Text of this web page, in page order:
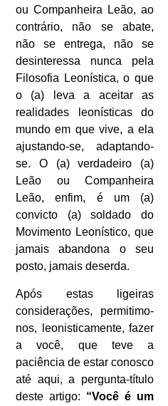
ou Companheira Leão, ao
contrário, não se abate,
não se entrega, não se
desinteressa nunca pela
Filosofia Leonística, o que
o (a) leva a aceitar as
realidades leonísticas do
mundo em que vive, a ela
ajustando-se, adaptando-
se. O (a) verdadeiro (a)
Leão ou Companheira
Leão, enfim, é um (a)
convicto (a) soldado do
Movimento Leonístico, que
jamais abandona o seu
posto, jamais deserda.
Após estas ligeiras
considerações, permitimo-
nos, leonisticamente, fazer
a você, que teve a
paciência de estar conosco
até aqui, a pergunta-título
deste artigo: “Você é um